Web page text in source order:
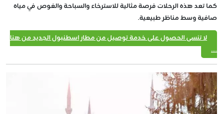
كما تعد هذه الرحلات فرصة مثالية للاسترخاء والسباحة والغوص في مياه
صافية وسط مناظر طبيعية.
لا تنسى الحصول على خدمة توصيل من مطار اسطنبول الجديد من هنا
....